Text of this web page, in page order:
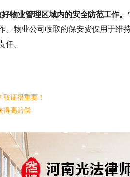
物业管理区域内的安全防范工作。
物业公司收取的保安费仅用于
任。
证很重要！
得高赔偿